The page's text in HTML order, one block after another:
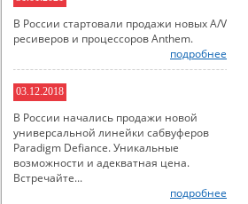
В России стартовали продажи новых A/V
ресиверов и процессоров Anthem.
подробнее
03.12.2018
В России начались продажи новой
универсальной линейки сабвуферов
Paradigm Defiance. Уникальные
возможности и адекватная цена.
Встречайте...
подробнее